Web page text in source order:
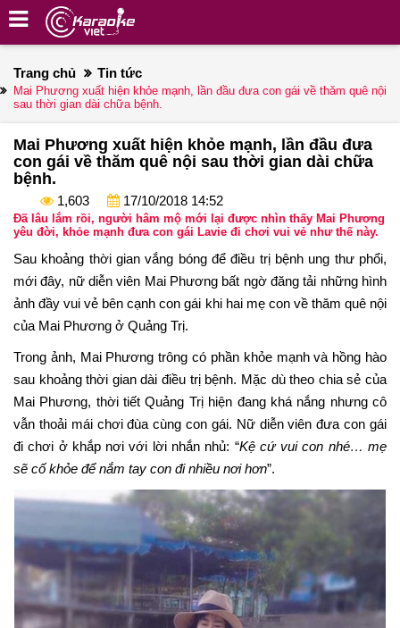
Trang chủ Tin tức
Mai Phương xuất hiện khỏe mạnh, lần đầu đưa con gái về thăm quê nội
sau thời gian dài chữa bệnh.
Mai Phương xuất hiện khỏe mạnh, lần đầu đưa
con gái về thăm quê nội sau thời gian dài chữa
bệnh.
1,603 17/10/2018 14:52
Đã lâu lắm rồi, người hâm mộ mới lại được nhìn thấy Mai Phương
yêu đời, khỏe mạnh đưa con gái Lavie đi chơi vui vẻ như thế này.
Sau khoảng thời gian vắng bóng để điều trị bệnh ung thư phổi,
mới đây, nữ diễn viên Mai Phương bất ngờ đăng tải những hình
ảnh đầy vui vẻ bên cạnh con gái khi hai mẹ con về thăm quê nội
của Mai Phương ở Quảng Trị.
Trong ảnh, Mai Phương trông có phần khỏe mạnh và hồng hào
sau khoảng thời gian dài điều trị bệnh. Mặc dù theo chia sẻ của
Mai Phương, thời tiết Quảng Trị hiện đang khá nắng nhưng cô
vẫn thoải mái chơi đùa cùng con gái. Nữ diễn viên đưa con gái
đi chơi ở khắp nơi với lời nhắn nhủ: “Kệ cứ vui con nhé… mẹ
sẽ cố khỏe để nắm tay con đi nhiều nơi hơn”.